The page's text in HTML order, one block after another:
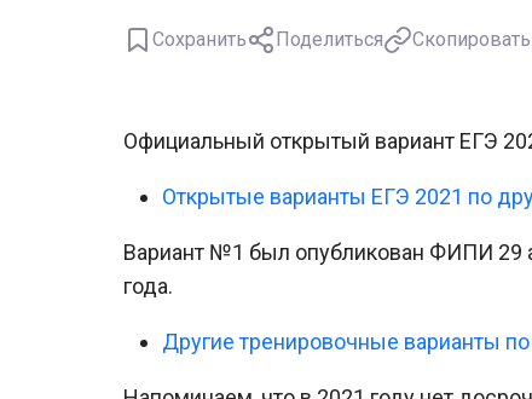
Сохранить Поделиться Скопировать
Официальный открытый вариант ЕГЭ
Открытые варианты ЕГЭ 2021 по
Вариант №1 был опубликован ФИПИ 29
года.
Другие тренировочные варианты по